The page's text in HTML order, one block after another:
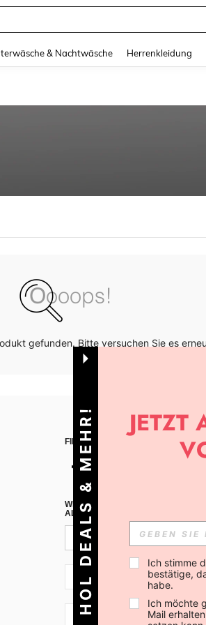
& Nachtwäsche Herrenkleidung
gefunden. Bitte versuchen Sie es
FINDEN SIE UNS AUF
WENN DU DICH FÜR UNSEREN
ALLEN ANDEREN ERFAHREN (DU
CH + 41
CH + 41
HOL DEALS & MEHR! Ich stimme
bestätige,
habe.
Ich möchte
Mail